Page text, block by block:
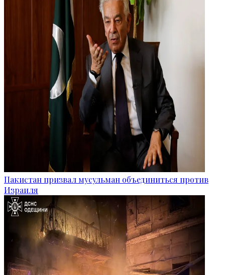
Пакистан призвал мусульман объединиться против
Израиля